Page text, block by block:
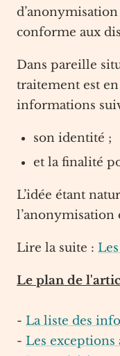
conforme aux
Dans pareille
traitement est
informations
son identité ;
et la finalité
L’idée étant
l’anonymisation
Lire la suite :
Le plan de
- La liste des
- Les